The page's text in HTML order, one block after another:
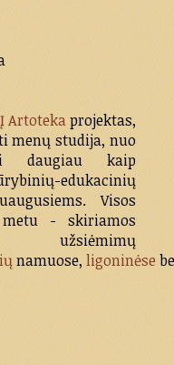
Artotekaprojektas,
menų studija, nuo
daugiau kaip
edukacinių
Visos
- skiriamos
namuose,ligoninėse